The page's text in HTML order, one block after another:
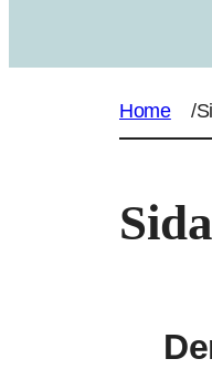
Home /